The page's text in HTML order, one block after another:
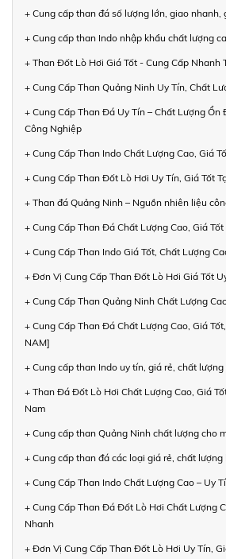
+ Cung cấp than đá số lượng lớn, giao nhanh,
+ Cung cấp than Indo nhập khẩu chất lượng
+ Than Đốt Lò Hơi Giá Tốt - Cung Cấp Nhanh
+ Cung Cấp Than Quảng Ninh Uy Tín, Chất
+ Cung Cấp Than Đá Uy Tín – Chất Lượng
Công Nghiệp
+ Cung Cấp Than Indo Chất Lượng Cao, Giá
+ Cung Cấp Than Đốt Lò Hơi Uy Tín, Giá Tốt
+ Than đá Quảng Ninh – Nguồn nhiên liệu
+ Cung Cấp Than Đá Chất Lượng Cao, Giá
+ Cung Cấp Than Indo Giá Tốt, Chất Lượng
+ Đơn Vị Cung Cấp Than Đốt Lò Hơi Giá Tốt
+ Cung Cấp Than Quảng Ninh Chất Lượng
+ Cung Cấp Than Đá Chất Lượng Cao, Giá
NAM]
+ Cung cấp than Indo uy tín, giá rẻ, chất
+ Than Đá Đốt Lò Hơi Chất Lượng Cao, Giá
Nam
+ Cung cấp than Quảng Ninh chất lượng cho
+ Cung cấp than đá các loại giá rẻ, chất lượng
+ Cung Cấp Than Indo Chất Lượng Cao – Uy
+ Cung Cấp Than Đá Đốt Lò Hơi Chất Lượng
Nhanh
+ Đơn Vị Cung Cấp Than Đốt Lò Hơi Uy Tín,